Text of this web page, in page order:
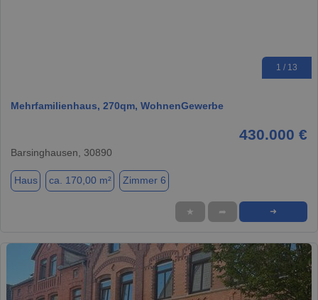
1 / 13
Mehrfamilienhaus, 270qm, WohnenGewerbe
430.000 €
Barsinghausen, 30890
Haus ca. 170,00 m² Zimmer 6
★ ➦ ➜